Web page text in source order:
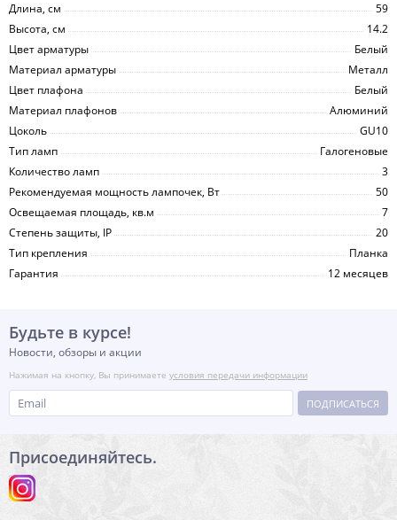
Длина, см
59
Высота, см
14.2
Цвет арматуры
Белый
Материал арматуры
Металл
Цвет плафона
Белый
Материал плафонов
Алюминий
Цоколь
GU10
Тип ламп
Галогеновые
Количество ламп
3
Рекомендуемая мощность лампочек, Вт
50
Освещаемая площадь, кв.м
7
Степень защиты, IP
20
Тип крепления
Планка
Гарантия
12 месяцев
Будьте в курсе!
Новости, обзоры и акции
Нажимая на кнопку, Вы принимаете условия передачи информации
ПОДПИСАТЬСЯ
Присоединяйтесь.